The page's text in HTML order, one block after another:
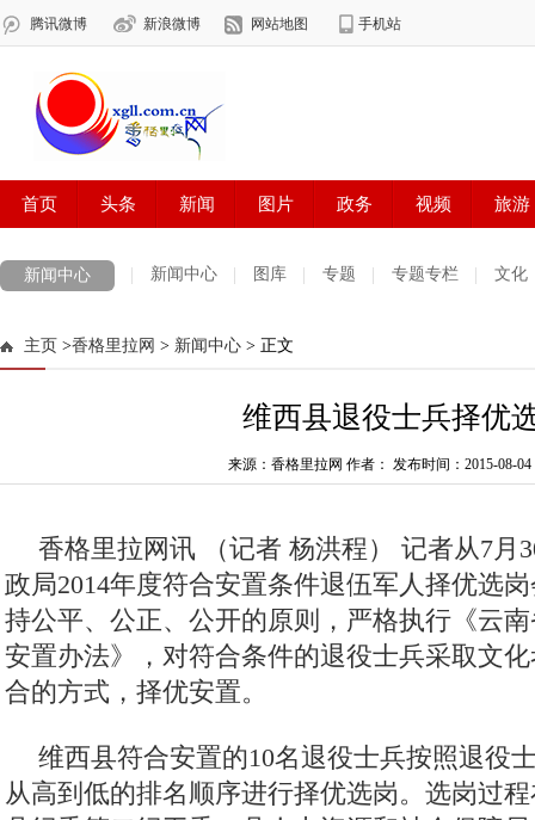
新闻中心 新闻中心 图库 专题 专题专栏 文化
法治迪庆
主页 >香格里拉网 > 新闻中心 > 正文
维西县退役士兵择优
来源：香格里拉网 作者： 发布时间：2015-08-04
香格里拉网讯 （记者 杨洪程）
记者从7月
政局2014年度符合安置条件退伍军人择优选
持公平、公正、公开的原则，严格执行《云
安置办法》，对符合条件的退役士兵采取文
合的方式，择优安置。
维西县符合安置的10名退役士兵按照退役
从高到低的排名顺序进行择优选岗。选岗过